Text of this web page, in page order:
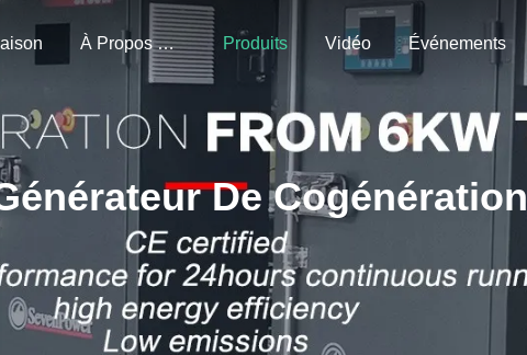
À Propos De Nous Produits Vidéo Événements
De Cogénération